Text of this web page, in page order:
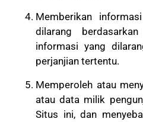
Memberikan
dilarang
informasi yang
perjanjian tertentu.
Memperoleh atau
atau data milik
Situs ini, dan